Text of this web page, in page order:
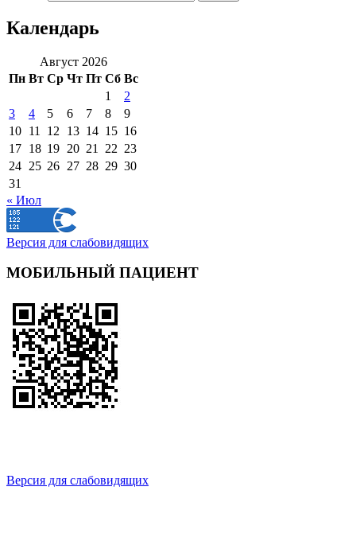
Календарь
Август 2026
Пн Вт Ср Чт Пт Сб Вс
1
2
3
4 5 6 7 8
9
10 11 12 13 14 15 16
17 18 19 20 21 22 23
24 25 26 27 28 29 30
31
« Июл
Версия для слабовидящих
МОБИЛЬНЫЙ ПАЦИЕНТ
Версия для слабовидящих